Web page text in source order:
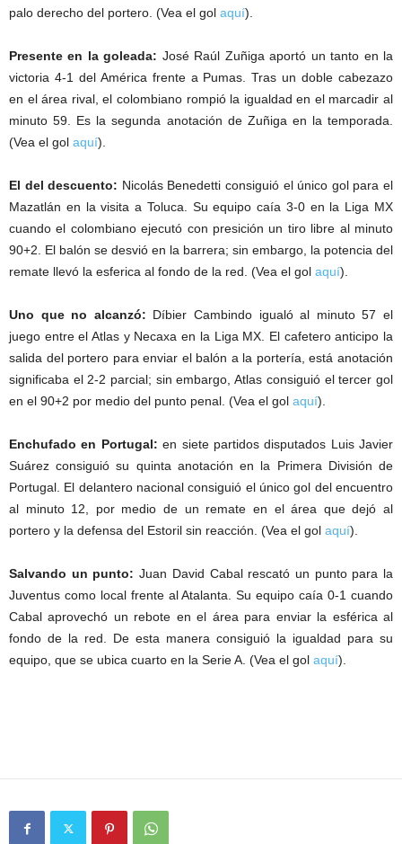
palo derecho del portero. (Vea el gol aquí).
Presente en la goleada: José Raúl Zuñiga aportó un tanto en la
victoria 4-1 del América frente a Pumas. Tras un doble cabezazo
en el área rival, el colombiano rompió la igualdad en el marcadir al
minuto 59. Es la segunda anotación de Zuñiga en la temporada.
(Vea el gol aquí).
El del descuento: Nicolás Benedetti consiguió el único gol para el
Mazatlán en la visita a Toluca. Su equipo caía 3-0 en la Liga MX
cuando el colombiano ejecutó con presición un tiro libre al minuto
90+2. El balón se desvió en la barrera; sin embargo, la potencia del
remate llevó la esferica al fondo de la red. (Vea el gol aquí).
Uno que no alcanzó: Díbier Cambindo igualó al minuto 57 el
juego entre el Atlas y Necaxa en la Liga MX. El cafetero anticipo la
salida del portero para enviar el balón a la portería, está anotación
significaba el 2-2 parcial; sin embargo, Atlas consiguió el tercer gol
en el 90+2 por medio del punto penal. (Vea el gol aquí).
Enchufado en Portugal: en siete partidos disputados Luis Javier
Suárez consiguió su quinta anotación en la Primera División de
Portugal. El delantero nacional consiguió el único gol del encuentro
al minuto 12, por medio de un remate en el área que dejó al
portero y la defensa del Estoril sin reacción. (Vea el gol aquí).
Salvando un punto: Juan David Cabal rescató un punto para la
Juventus como local frente al Atalanta. Su equipo caía 0-1 cuando
Cabal aprovechó un rebote en el área para enviar la esférica al
fondo de la red. De esta manera consiguió la igualdad para su
equipo, que se ubica cuarto en la Serie A. (Vea el gol aquí).